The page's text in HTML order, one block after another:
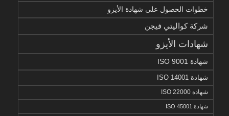
خطوات الحصول على شهادة الأيزو
شركة كواليتي فيجن
شهادات الأيزو
شهادة ISO 9001
شهادة ISO 14001
شهادة ISO 22000
شهادة ISO 45001